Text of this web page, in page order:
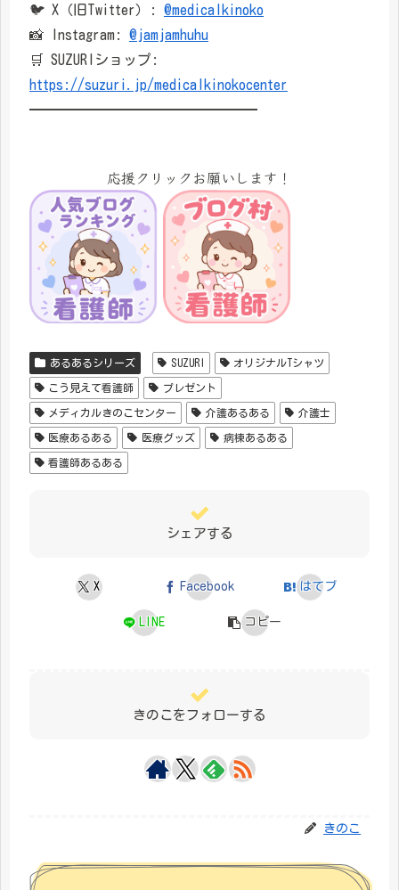
🐦 X（旧Twitter）: @medicalkinoko
📸 Instagram: @jamjamhuhu
🛒 SUZURIショップ:
https://suzuri.jp/medicalkinokocenter
━━━━━━━━━━━━━━━━
応援クリックお願いします！
あるあるシリーズ SUZURI オリジナルTシャツ
こう見えて看護師 プレゼント
メディカルきのこセンター 介護あるある 介護士
医療あるある 医療グッズ 病棟あるある
看護師あるある
シェアする
X Facebook はてブ
LINE コピー
きのこをフォローする
きのこ